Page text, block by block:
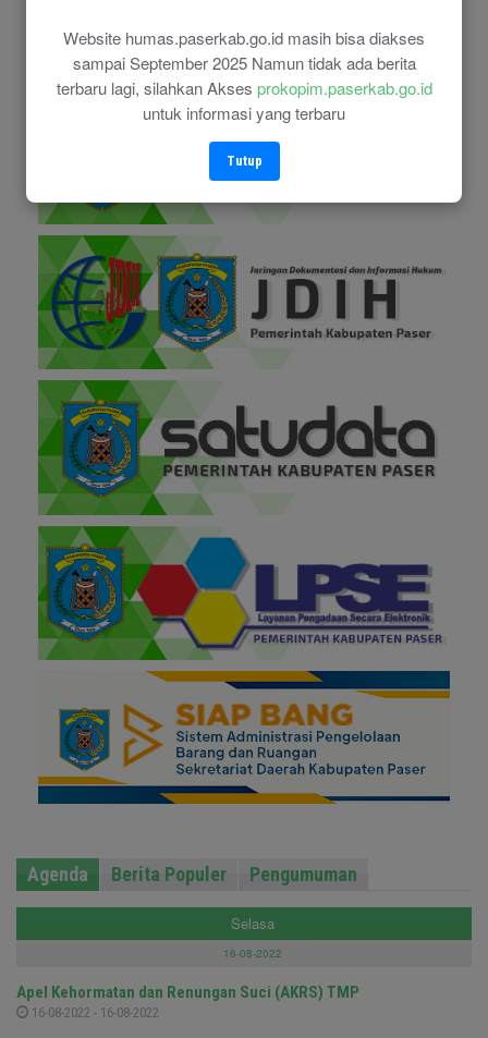
Website humas.paserkab.go.id masih bisa diakses
sampai September 2025 Namun tidak ada berita
terbaru lagi, silahkan Akses prokopim.paserkab.go.id
untuk informasi yang terbaru
Tutup
Agenda Berita Populer Pengumuman
Selasa
16-08-2022
Apel Kehormatan dan Renungan Suci (AKRS) TMP
16-08-2022 - 16-08-2022